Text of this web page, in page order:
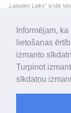
Informējam,
lietošanas
izmanto
Turpinot
sīkdatņu
„Latgales Laiks” iznāk
„Latgales Laiks”
2026. gada 7.
Piektdiena
Alfrēds, Fredis,